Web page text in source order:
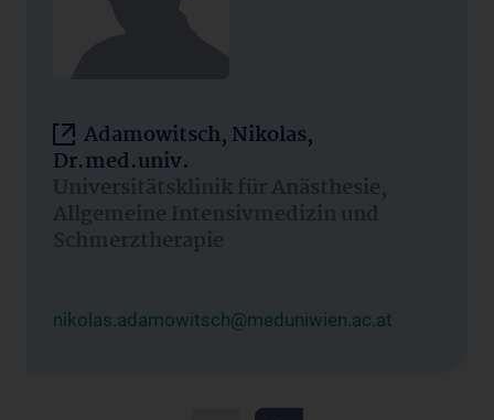
Adamowitsch, Nikolas,
Dr.med.univ.
Universitätsklinik für Anästhesie,
Allgemeine Intensivmedizin und
Schmerztherapie
nikolas.adamowitsch@meduniwien.ac.at